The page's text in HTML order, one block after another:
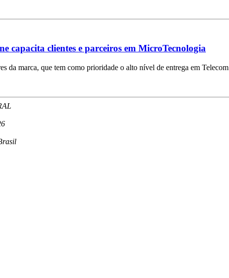
capacita clientes e parceiros em MicroTecnologia
da marca, que tem como prioridade o alto nível de entrega em Telecom